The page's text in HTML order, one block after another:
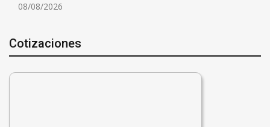
08/08/2026
Cotizaciones